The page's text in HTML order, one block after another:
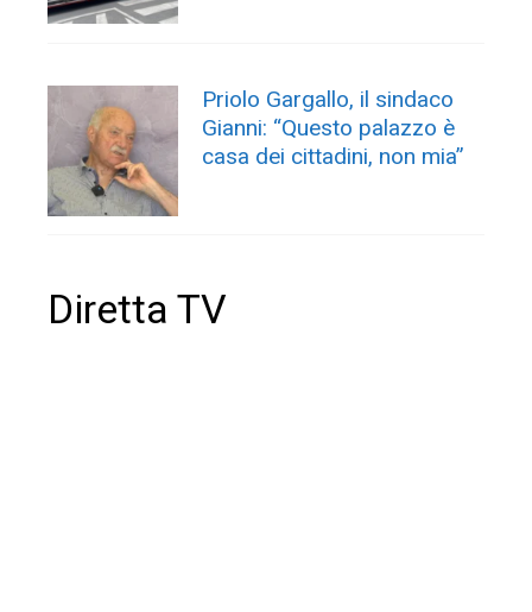
Priolo Gargallo, il sindaco
Gianni: “Questo palazzo è
casa dei cittadini, non mia”
Diretta TV